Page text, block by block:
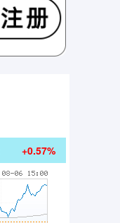
+0.57%